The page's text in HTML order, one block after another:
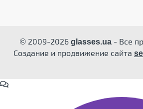
© 2009-2026glasses.ua- Все
Создание и продвижение сайта